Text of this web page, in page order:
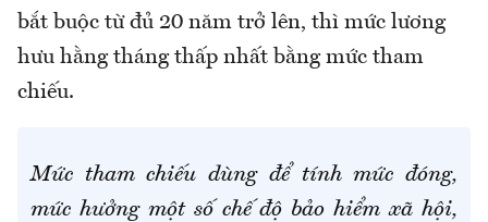
bắt buộc từ đủ 20 năm trở lên, thì mức lương
hưu hằng tháng thấp nhất bằng mức tham
chiếu.
Mức tham chiếu dùng để tính mức đóng,
mức hưởng một số chế độ bảo hiểm xã hội,